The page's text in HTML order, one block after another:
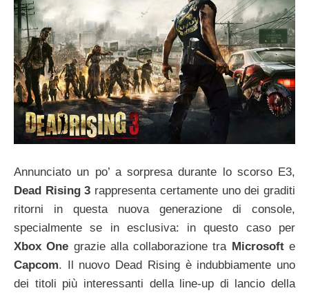
Annunciato un po’ a sorpresa durante lo scorso E3,
Dead Rising 3 rappresenta certamente uno dei graditi
ritorni in questa nuova generazione di console,
specialmente se in esclusiva: in questo caso per
Xbox One grazie alla collaborazione tra Microsofte
Capcom. Il nuovo Dead Rising è indubbiamente uno
dei titoli più interessanti della line-up di lancio della